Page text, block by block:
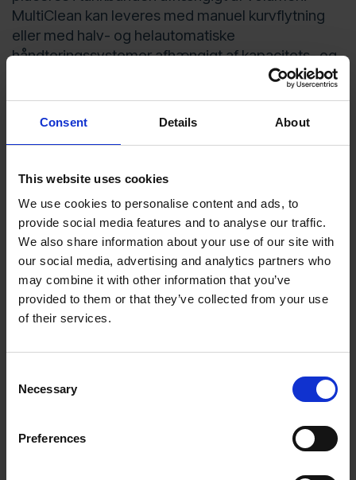
Consent Details About
This website uses cookies
We use cookies to personalise content and ads, to
provide social media features and to analyse our traffic.
We also share information about your use of our site with
our social media, advertising and analytics partners who
may combine it with other information that you’ve
provided to them or that they’ve collected from your use
of their services.
Selection
Necessary
Preferences
MultiClean kan leveres med manuel kurvflytning
eller med halv- og helautomatiske
håndteringssystemer afhængigt af kapacitets- og
Nøglefordele
Stabil proces til høje renhedskrav
28 kHz ultralyd som standard (40 kHz tilvalg)
Individuelt opvarmede tanke
Justerbar tid og temperatur pr. trin
Egnet til lette til mellemtunge emner (op til 40 kg
Kundetilpasningsbart systemlayout